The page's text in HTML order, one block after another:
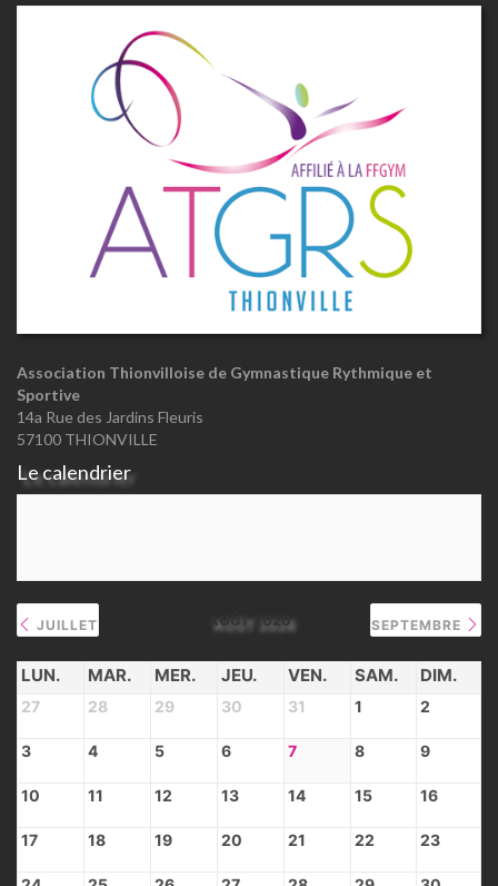
Association Thionvilloise de Gymnastique Rythmique et
Sportive
14a Rue des Jardins Fleuris
57100 THIONVILLE
Le calendrier
JUILLET AOÛT 2026 SEPTEMBRE
LUN. MAR. MER. JEU. VEN. SAM. DIM.
27 28 29 30 31 1 2
3 4 5 6 7 8 9
10 11 12 13 14 15 16
17 18 19 20 21 22 23